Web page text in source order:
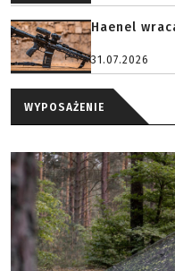
Haenel
31.07.2026
WYPOSAŻENIE